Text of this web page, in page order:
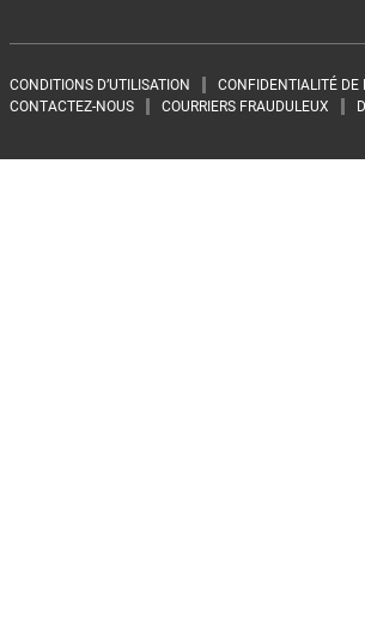
Footer menu
CONDITIONS D’UTILISATION
CONFIDENTIALITÉ DE
CONTACTEZ-NOUS
COURRIERS FRAUDULEUX